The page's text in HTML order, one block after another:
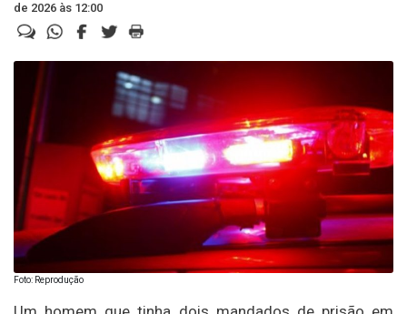
de 2026 às 12:00
Foto: Reprodução